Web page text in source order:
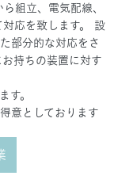
組立、電気配線、
応を致します。 設
部分的な対応をさ
持ちの装置に対す
す。
意としております